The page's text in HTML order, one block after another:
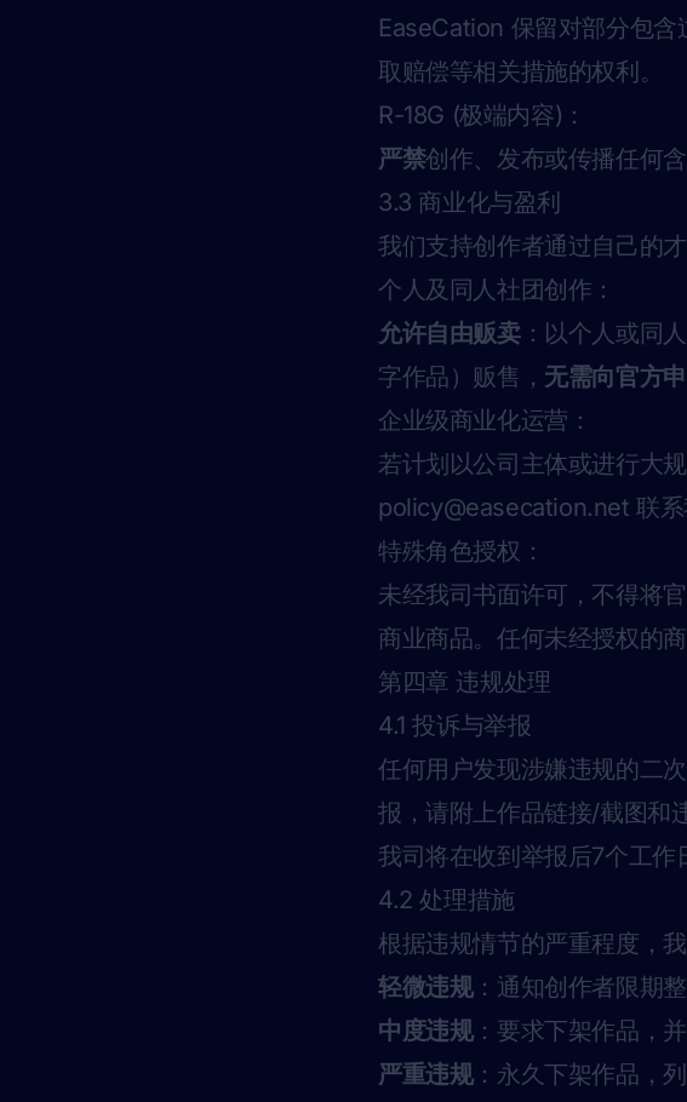
EaseCation 保留对部分包
取赔偿等相关措施的权利。
R-18G (极端内容)：
严禁创作、发布或传播任何
3.3 商业化与盈利
我们支持创作者通过自己的
个人及同人社团创作：
允许自由贩卖：以个人或同
字作品）贩售， 无需向官方
企业级商业化运营：
若计划以公司主体或进行大
policy@easecation.net 联
特殊角色授权：
未经我司书面许可，不得将
商业商品。任何未经授权的
第四章 违规处理
4.1 投诉与举报
任何用户发现涉嫌违规的二
报，请附上作品链接/截图和
我司将在收到举报后7个工作
4.2 处理措施
根据违规情节的严重程度，
轻微违规：通知创作者限期整
中度违规：要求下架作品，
严重违规：永久下架作品，